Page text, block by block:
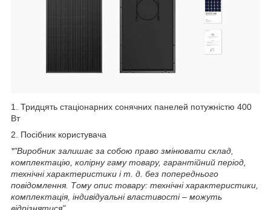
1. Тридцять стаціонарних сонячних панелей потужністю 400
Вт
2. Посібник користувача
*"Виробник залишає за собою право змінювати склад,
комплектацію, колірну гаму товару, гарантійний період,
технічні характеристики і т. д. без попереднього
повідомлення. Тому опис товару: технічні характеристики,
комплектація, індивідуальні властивості – можуть